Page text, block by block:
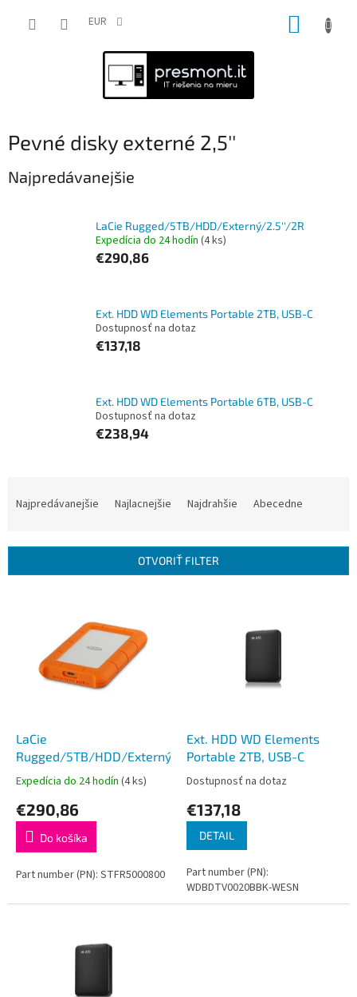
EUR
Pevné disky externé 2,5''
Najpredávanejšie
LaCie Rugged/5TB/HDD/Externý/2.5''/2R
Expedícia do 24 hodín (4 ks)
€290,86
Ext. HDD WD Elements Portable 2TB, USB-C
Dostupnosť na dotaz
€137,18
Ext. HDD WD Elements Portable 6TB, USB-C
Dostupnosť na dotaz
€238,94
i
Najpredávanejšie Najlacnejšie Najdrahšie Abecedne
OTVORIŤ FILTER
LaCie
Rugged/5TB/HDD/Externý/2.5''/2R
Expedícia do 24 hodín (4 ks)
€290,86
Do košíka
Part number (PN): STFR5000800
Ext. HDD WD Elements
Portable 2TB, USB-C
Dostupnosť na dotaz
€137,18
DETAIL
Part number (PN):
WDBDTV0020BBK-WESN